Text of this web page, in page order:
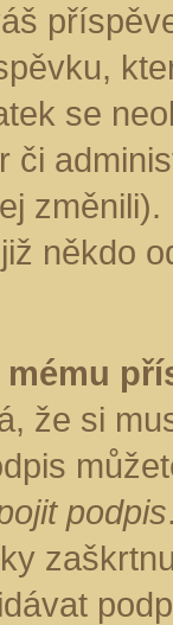
se
či
někdo
že si
podpis